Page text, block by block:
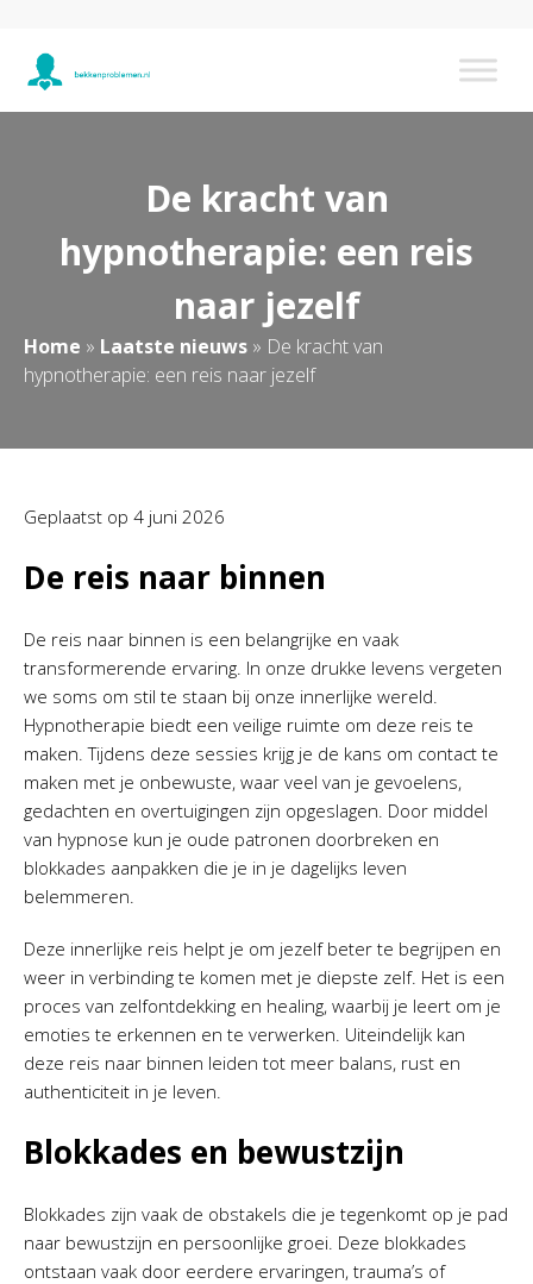
De kracht van
hypnotherapie: een reis
naar jezelf
Home » Laatste nieuws » De kracht van
hypnotherapie: een reis naar jezelf
Geplaatst op 4 juni 2026
De reis naar binnen
De reis naar binnen is een belangrijke en vaak
transformerende ervaring. In onze drukke levens vergeten
we soms om stil te staan bij onze innerlijke wereld.
Hypnotherapie biedt een veilige ruimte om deze reis te
maken. Tijdens deze sessies krijg je de kans om contact te
maken met je onbewuste, waar veel van je gevoelens,
gedachten en overtuigingen zijn opgeslagen. Door middel
van hypnose kun je oude patronen doorbreken en
blokkades aanpakken die je in je dagelijks leven
belemmeren.
Deze innerlijke reis helpt je om jezelf beter te begrijpen en
weer in verbinding te komen met je diepste zelf. Het is een
proces van zelfontdekking en healing, waarbij je leert om je
emoties te erkennen en te verwerken. Uiteindelijk kan
deze reis naar binnen leiden tot meer balans, rust en
authenticiteit in je leven.
Blokkades en bewustzijn
Blokkades zijn vaak de obstakels die je tegenkomt op je pad
naar bewustzijn en persoonlijke groei. Deze blokkades
ontstaan vaak door eerdere ervaringen, trauma’s of